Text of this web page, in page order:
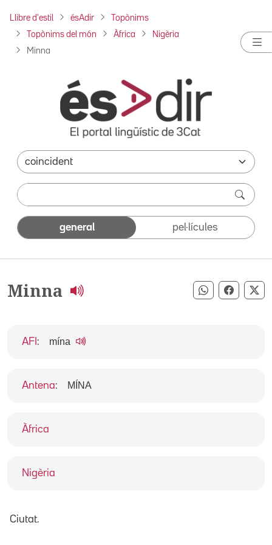
Llibre d'estil ésAdir Topònims
Topònims del món Àfrica Nigèria
Minna
general pel·lícules
Minna Compartir
Àfrica
Nigèria
AFI : mína
Antena: MÍNA
Ciutat.